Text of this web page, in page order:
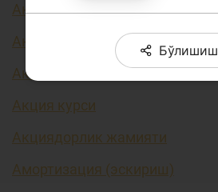
Аккредитив
Активлар
Акция
Акция курси
Акциядорлик жамияти
Амортизация (эскириш)
Бўлишиш